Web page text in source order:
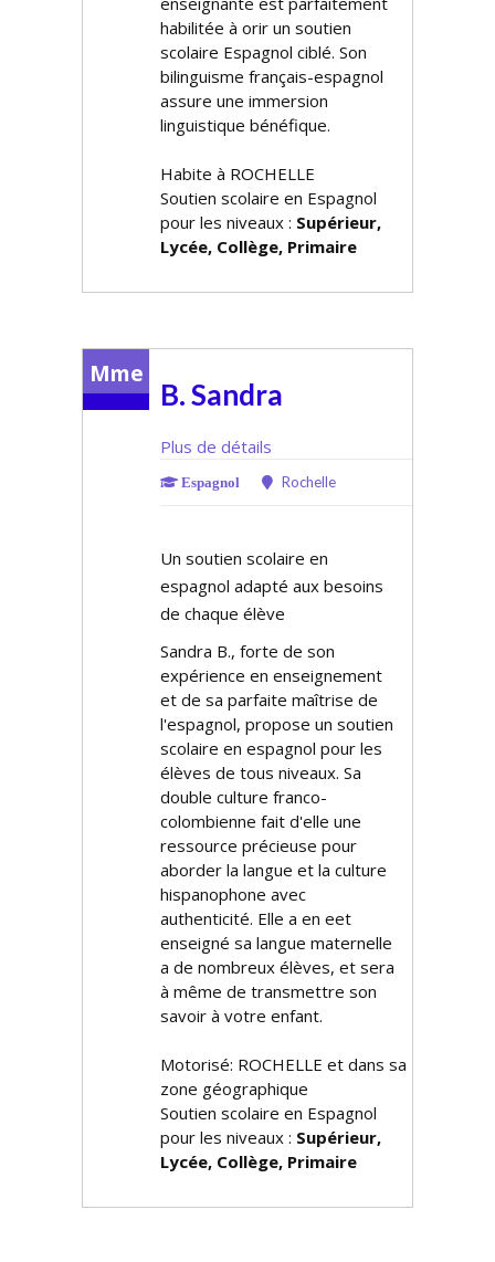
habilitée à offrir un soutien
scolaire Espagnol ciblé. Son
bilinguisme français-espagnol
assure une immersion
linguistique bénéfique.
Habite à ROCHELLE
Soutien scolaire en Espagnol
pour les niveaux : Supérieur,
Lycée, Collège, Primaire
Mme
B. Sandra
Plus de détails
Espagnol Rochelle
Un soutien scolaire en
espagnol adapté aux besoins
de chaque élève
Sandra B., forte de son
expérience en enseignement
et de sa parfaite maîtrise de
l'espagnol, propose un soutien
scolaire en espagnol pour les
élèves de tous niveaux. Sa
double culture franco-
colombienne fait d'elle une
ressource précieuse pour
aborder la langue et la culture
hispanophone avec
authenticité. Elle a en effet
enseigné sa langue maternelle
a de nombreux élèves, et sera
à même de transmettre son
savoir à votre enfant.
Motorisé: ROCHELLE et dans sa
zone géographique
Soutien scolaire en Espagnol
pour les niveaux : Supérieur,
Lycée, Collège, Primaire